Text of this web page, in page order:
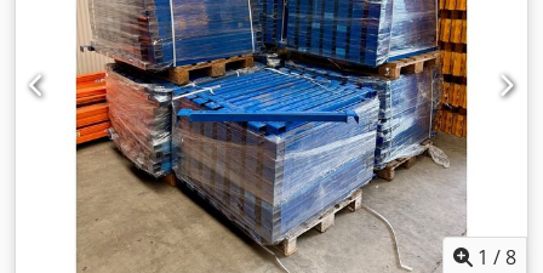
1 /8